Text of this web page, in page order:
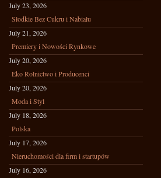
July 23, 2026
Słodkie Bez Cukru i Nabiału
July 21, 2026
Premiery i Nowości Rynkowe
July 20, 2026
Eko Rolnictwo i Producenci
July 20, 2026
Moda i Styl
July 18, 2026
Polska
July 17, 2026
Nieruchomości dla firm i startupów
July 16, 2026